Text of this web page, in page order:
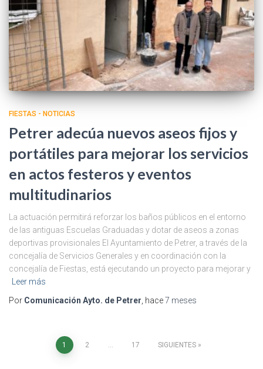
FIESTAS - NOTICIAS
Petrer adecúa nuevos aseos fijos y
portátiles para mejorar los servicios
en actos festeros y eventos
multitudinarios
La actuación permitirá reforzar los baños públicos en el entorno
de las antiguas Escuelas Graduadas y dotar de aseos a zonas
deportivas provisionales El Ayuntamiento de Petrer, a través de la
concejalía de Servicios Generales y en coordinación con la
concejalía de Fiestas, está ejecutando un proyecto para mejorar y
Leer más
Por Comunicación Ayto. de Petrer , hace7 meses
1 2 17 SIGUIENTES